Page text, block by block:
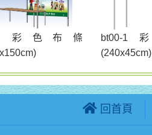
彩色布條
bt00-1
(240x45cm)
回首頁